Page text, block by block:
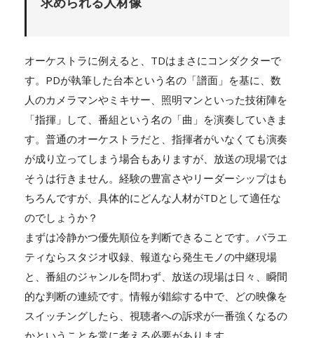
オーケストラに例えると、TDはまさにコンダクターで
す。PDが執筆した台本という名の「譜面」を基に、数
人のカメラマンやミキサー、照明マンといった技術陣を
「指揮」して、番組という名の「曲」を演奏していきま
す。普通のオーケストラだと、指揮者がいなくても演奏
が成り立ってしまう場合もありますが、放送の現場では
そうは行きません。経験の豊富さやリーダーシップはも
ちろんですが、具体的にどんな人材がTDとして適任な
のでしょうか？
まずは冷静かつ優先順位を判断できることです。バラエ
ティならスタジオ収録、報道なら発生モノの中継現場
と、番組のジャンルを問わず、放送の現場は日々、瞬間
的な判断の連続です。情報が錯綜する中で、どの映像を
スイッチングしたら、視聴者への訴求が一番強くなるの
かということを常に考える必要があります。